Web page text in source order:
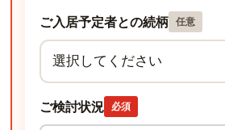
ご入居予定者との続柄 任意
ご検討状況 必須